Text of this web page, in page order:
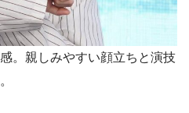
。親しみやすい顔立ちと演技